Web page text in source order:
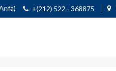
+(212) 522 - 368875